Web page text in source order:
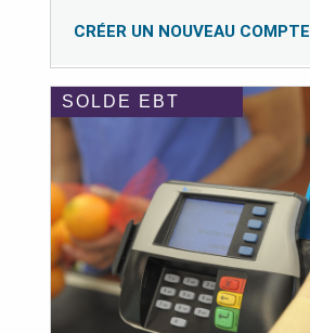
CRÉER UN NOUVEAU COMPTE
SOLDE EBT